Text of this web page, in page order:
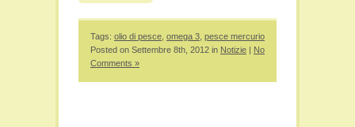
Tags: olio di pesce omega 3 pesce mercurio
Posted on Settembre 8th, 2012 in Notizie | No
Comments »